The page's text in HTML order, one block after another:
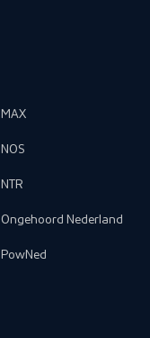
MAX
NOS
NTR
Ongehoord Nederland
PowNed